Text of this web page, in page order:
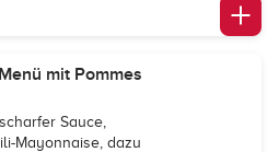
mit Pommes
Sauce,
Mayonnaise, dazu